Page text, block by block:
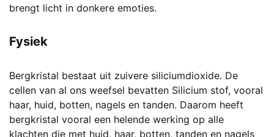
brengt licht in donkere emoties.
Fysiek
Bergkristal bestaat uit zuivere siliciumdioxide. De
cellen van al ons weefsel bevatten Silicium stof, vooral
haar, huid, botten, nagels en tanden. Daarom heeft
bergkristal vooral een helende werking op alle
klachten die met huid, haar, botten, tanden en nagels